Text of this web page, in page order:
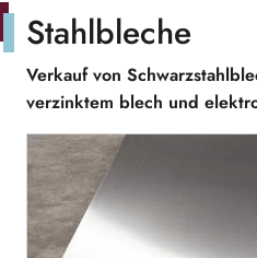
Verkauf von
verzinktem blech und
Stahlbleche